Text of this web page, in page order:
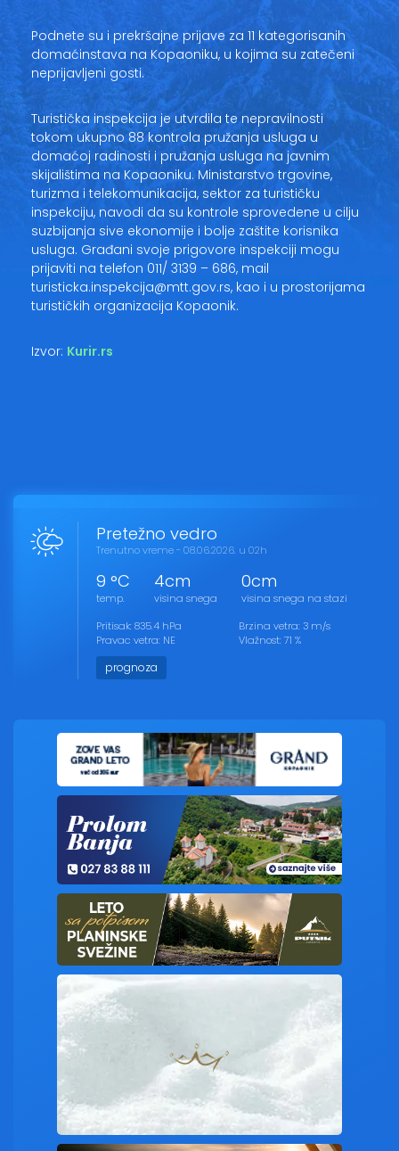
Podnete su i prekršajne prijave za 11 kategorisanih
domaćinstava na Kopaoniku, u kojima su zatečeni
neprijavljeni gosti.
Turistička inspekcija je utvrdila te nepravilnosti
tokom ukupno 88 kontrola pružanja usluga u
domaćoj radinosti i pružanja usluga na javnim
skijalištima na Kopaoniku. Ministarstvo trgovine,
turizma i telekomunikacija, sektor za turističku
inspekciju, navodi da su kontrole sprovedene u cilju
suzbijanja sive ekonomije i bolje zaštite korisnika
usluga. Građani svoje prigovore inspekciji mogu
prijaviti na telefon 011/ 3139 – 686, mail
turisticka.inspekcija@mtt.gov.rs, kao i u prostorijama
turističkih organizacija Kopaonik.
Izvor: Kurir.rs
Pretežno vedro
Trenutno vreme - 08.06.2026. u 02h
9 °C
temp.
4cm
visina snega
0cm
visina snega na stazi
Pritisak: 835.4 hPa
Pravac vetra: NE
Brzina vetra: 3 m/s
Vlažnost: 71 %
prognoza